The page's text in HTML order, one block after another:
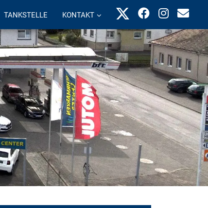
TANKSTELLE KONTAKT